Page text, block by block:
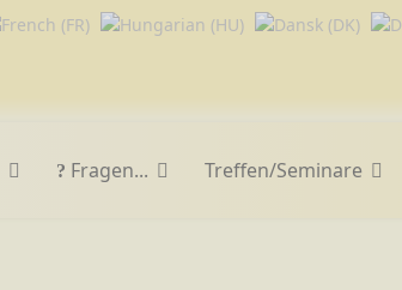
Fragen... Treffen/Seminare